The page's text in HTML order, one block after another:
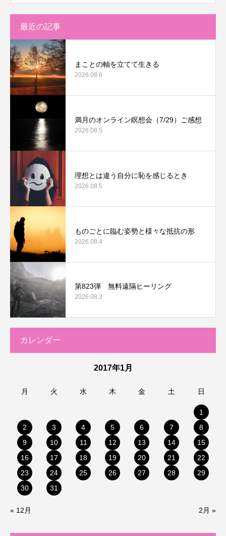
最近の記事
まことの軸を立てて生きる
2026.08.6
満月のオンライン瞑想会（7/29）ご感想
2026.08.5
理想とは違う自分に恥を感じるとき
2026.08.5
ものごとに臨む姿勢と様々な抵抗の形
2026.08.4
第823弾 無料遠隔ヒーリング
2026.08.3
カレンダー
2017年1月
月 火 水 木 金 土 日
1
2
3 4 5 6 7
8
9
10 11 12 13 14
15
16
17 18 19 20 21
22
23
24 25 26 27 28
29
30
31
« 12月 2月 »